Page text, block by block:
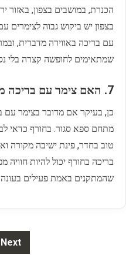
הכנרת, במושבים בצפון, באזור
בצפון יש ביקוש גבוה לצימרים
עם בריכה באווירה מדברית,
שמתאימים לחופשה קצרה בלי
7. האם צימר עם בריכה מתאים גם לחורף?
כן, בעיקר אם מדובר בצימר עם
מתחם ספא סגור. בחורף כדאי
טוב בחדר, פינת ישיבה מקורה
בריכה בחורף יכול להיות
שהמתקנים באמת פעילים
Next